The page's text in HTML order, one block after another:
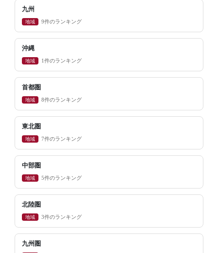
九州
地域 9件のランキング
沖縄
地域 1件のランキング
首都圏
地域 8件のランキング
東北圏
地域 7件のランキング
中部圏
地域 5件のランキング
北陸圏
地域 3件のランキング
九州圏